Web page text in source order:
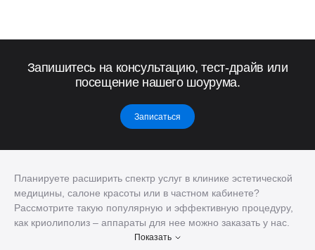
Запишитесь на консультацию, тест-драйв или
посещение нашего шоурума.
Записаться
Планируете расширить спектр услуг в клинике эстетической
медицины, салоне красоты или в частном кабинете?
Рассмотрите такую популярную и эффективную процедуру,
как криолиполиз – аппараты для нее можно заказать у нас.
ALFA Medical & SPA Development работает с ведущими
Показать